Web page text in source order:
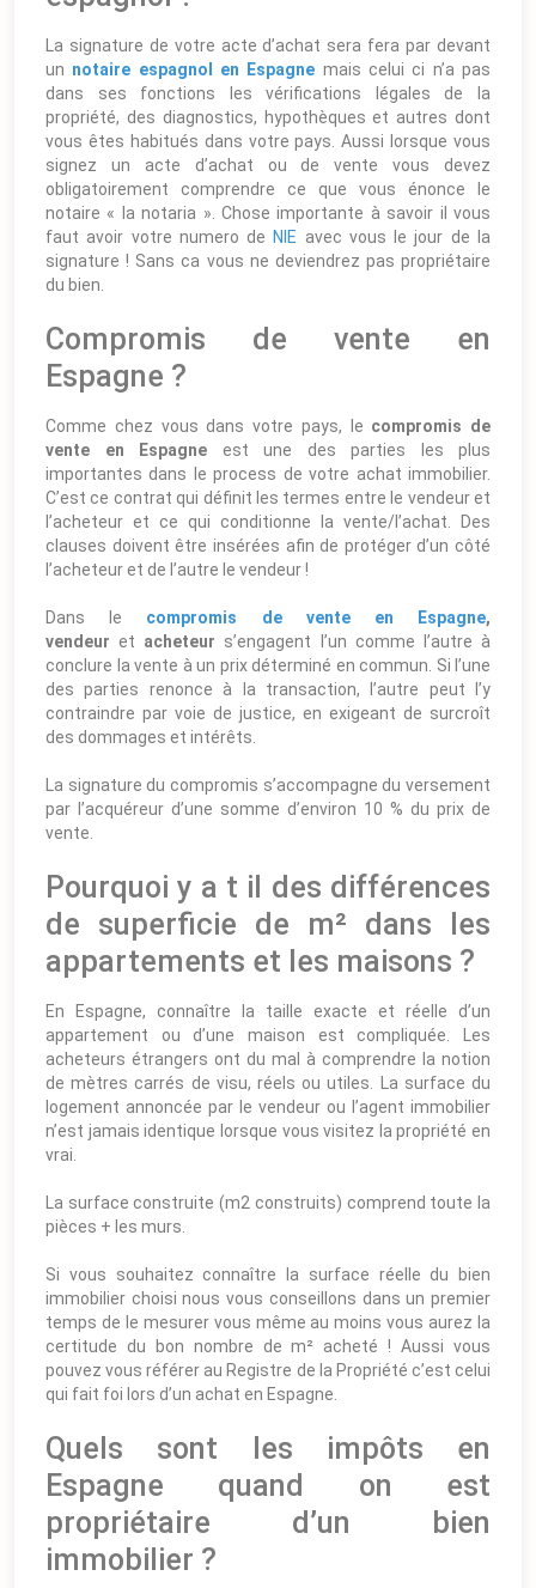
La signature de votre acte d’achat sera fera par devant
un notaire espagnol en Espagne mais celui ci n’a pas
dans ses fonctions les vérifications légales de la
propriété, des diagnostics, hypothèques et autres dont
vous êtes habitués dans votre pays. Aussi lorsque vous
signez un acte d’achat ou de vente vous devez
obligatoirement comprendre ce que vous énonce le
notaire « la notaria ». Chose importante à savoir il vous
faut avoir votre numero de NIE avec vous le jour de la
signature ! Sans ca vous ne deviendrez pas propriétaire
du bien.
Compromis de vente en
Espagne ?
Comme chez vous dans votre pays, le compromis de
vente en Espagne est une des parties les plus
importantes dans le process de votre achat immobilier.
C’est ce contrat qui définit les termes entre le vendeur et
l’acheteur et ce qui conditionne la vente/l’achat. Des
clauses doivent être insérées afin de protéger d’un côté
l’acheteur et de l’autre le vendeur !
Dans le compromis de vente en Espagne,
vendeur et acheteur s’engagent l’un comme l’autre à
conclure la vente à un prix déterminé en commun. Si l’une
des parties renonce à la transaction, l’autre peut l’y
contraindre par voie de justice, en exigeant de surcroît
des dommages et intérêts.
La signature du compromis s’accompagne du versement
par l’acquéreur d’une somme d’environ 10 % du prix de
vente.
Pourquoi y a t il des différences
de superficie de m² dans les
appartements et les maisons ?
En Espagne, connaître la taille exacte et réelle d’un
appartement ou d’une maison est compliquée. Les
acheteurs étrangers ont du mal à comprendre la notion
de mètres carrés de visu, réels ou utiles. La surface du
logement annoncée par le vendeur ou l’agent immobilier
n’est jamais identique lorsque vous visitez la propriété en
vrai.
La surface construite (m2 construits) comprend toute la
pièces + les murs.
Si vous souhaitez connaître la surface réelle du bien
immobilier choisi nous vous conseillons dans un premier
temps de le mesurer vous même au moins vous aurez la
certitude du bon nombre de m² acheté ! Aussi vous
pouvez vous référer au Registre de la Propriété c’est celui
qui fait foi lors d’un achat en Espagne.
Quels sont les impôts en
Espagne quand on est
propriétaire d’un bien
immobilier ?